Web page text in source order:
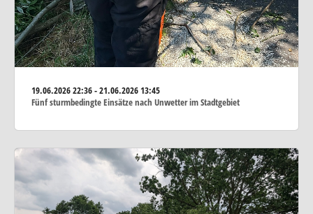
19.06.202622:36 - 21.06.2026 13:45
Fünf sturmbedingte Einsätze nach Unwetter im Stadtgebiet